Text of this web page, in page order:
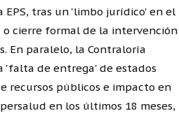
EPS, tras un 'limbo jurídico' en el
cierre formal de la intervención
En paralelo, la Contraloría
'falta de entrega' de estados
recursos públicos e impacto en
en los últimos 18 meses,